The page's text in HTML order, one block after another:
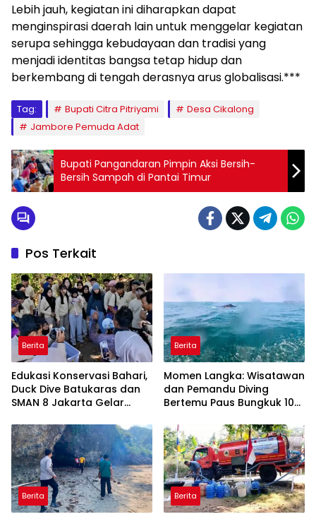
Lebih jauh, kegiatan ini diharapkan dapat
menginspirasi daerah lain untuk menggelar kegiatan
serupa sehingga kebudayaan dan tradisi yang
menjadi identitas bangsa tetap hidup dan
berkembang di tengah derasnya arus globalisasi.***
Tag: Bupati Citra Pitriyami
Desa Cikalong
Jambore Pemuda Adat
Bupati Pangandaran Pimpin Aksi Bersih-
Bersih Sampah di Pantai Timur
Pos Terkait
Berita
Edukasi Konservasi Bahari,
Duck Dive Batukaras dan
SMAN 8 Jakarta Gelar
Karang
Berita
Momen Langka: Wisatawan
dan Pemandu Diving
Bertemu Paus Bungkuk 10
Berita Berita